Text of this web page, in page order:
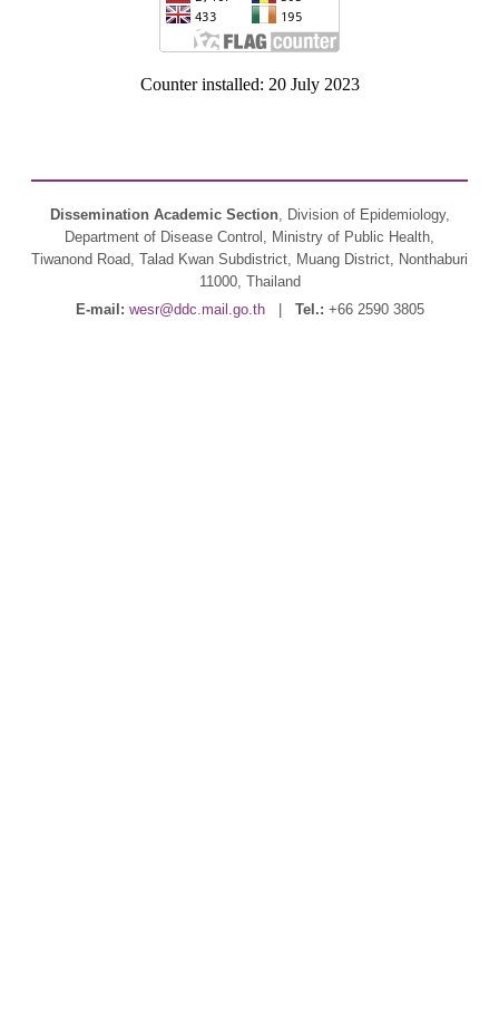
Counter installed: 20 July 2023
Dissemination Academic Section, Division of Epidemiology,
Department of Disease Control, Ministry of Public Health,
Tiwanond Road, Talad Kwan Subdistrict, Muang District, Nonthaburi
11000, Thailand
E-mail: wesr@ddc.mail.go.th| Tel.: +66 2590 3805